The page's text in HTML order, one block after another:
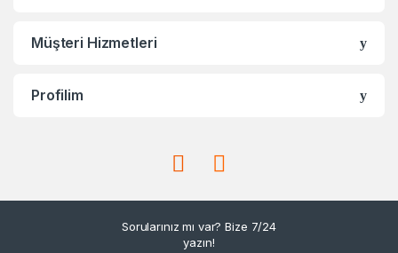
Müşteri Hizmetleri
Profilim
Sorularınız mı var? Bize 7/24
yazın!